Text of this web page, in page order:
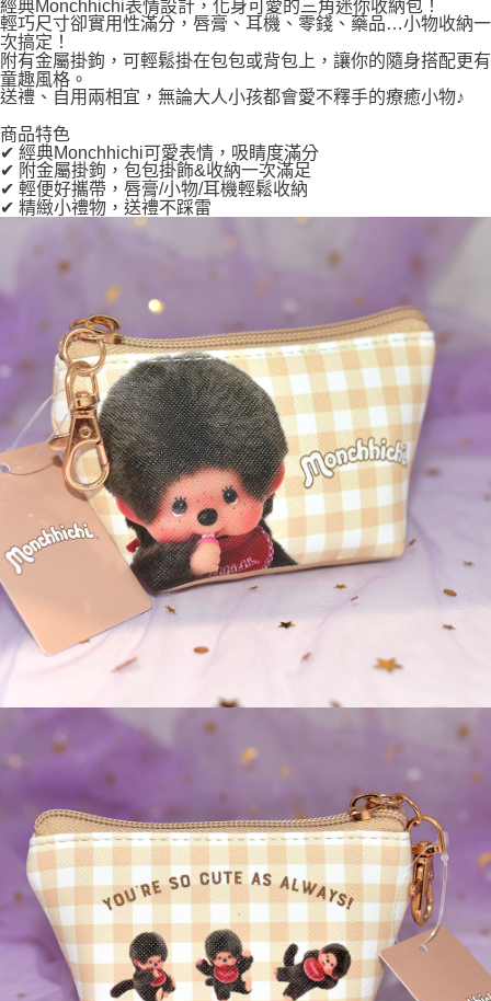
經典Monchhichi表情設計，化身可愛的三角迷你收納包！
輕巧尺寸卻實用性滿分，唇膏、耳機、零錢、藥品…小物收納一
次搞定！
附有金屬掛鉤，可輕鬆掛在包包或背包上，讓你的隨身搭配更有
童趣風格。
送禮、自用兩相宜，無論大人小孩都會愛不釋手的療癒小物♪
商品特色
✔ 經典Monchhichi可愛表情，吸睛度滿分
✔ 附金屬掛鉤，包包掛飾&收納一次滿足
✔ 輕便好攜帶，唇膏/小物/耳機輕鬆收納
✔ 精緻小禮物，送禮不踩雷